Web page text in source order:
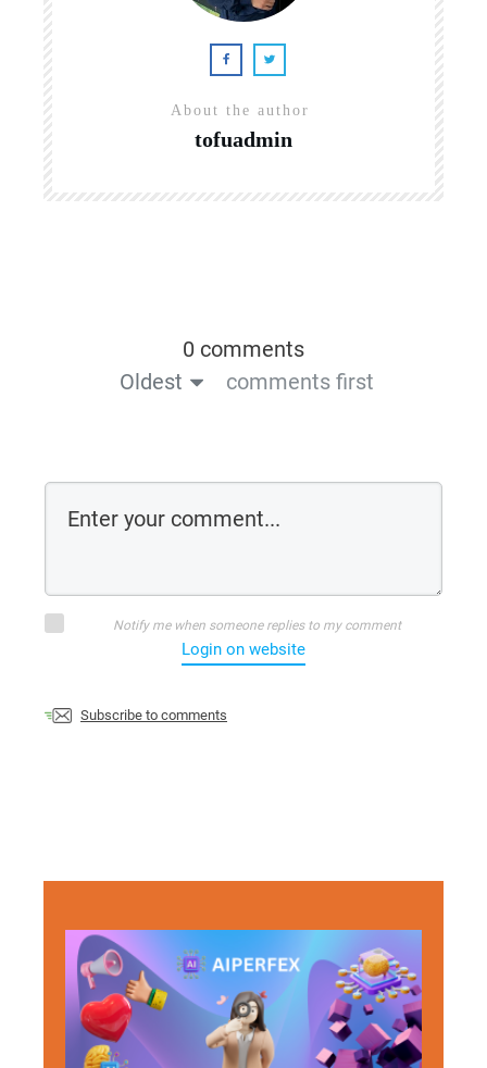
About the author
tofuadmin
0 comments
Oldest
comments first
Notify me when someone replies to my comment
Login on website
Subscribe to comments